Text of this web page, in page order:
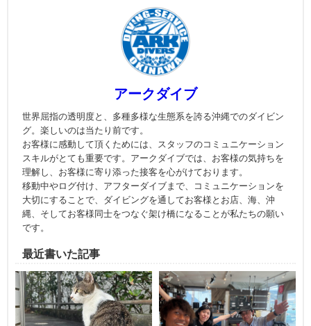
アークダイブ
世界屈指の透明度と、多種多様な生態系を誇る沖縄でのダイビン
グ。楽しいのは当たり前です。
お客様に感動して頂くためには、スタッフのコミュニケーション
スキルがとても重要です。アークダイブでは、お客様の気持ちを
理解し、お客様に寄り添った接客を心がけております。
移動中やログ付け、アフターダイブまで、コミュニケーションを
大切にすることで、ダイビングを通してお客様とお店、海、沖
縄、そしてお客様同士をつなぐ架け橋になることが私たちの願い
です。
最近書いた記事